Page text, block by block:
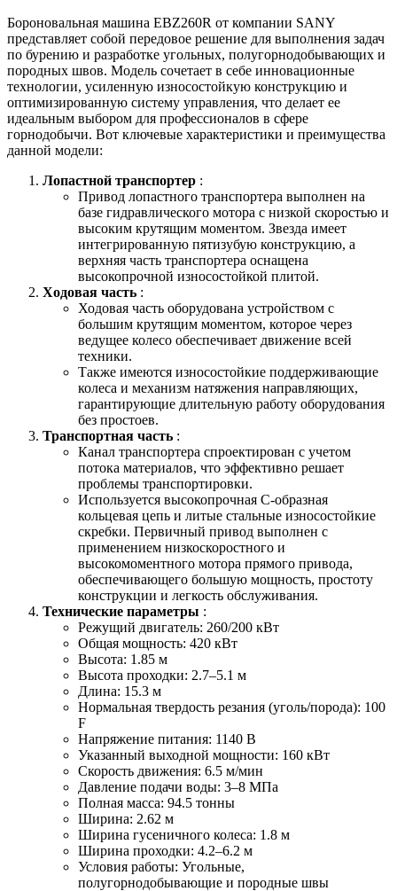
Бороновальная машина EBZ260R от компании SANY
представляет собой передовое решение для выполнения задач
по бурению и разработке угольных, полугорнодобывающих и
породных швов. Модель сочетает в себе инновационные
технологии, усиленную износостойкую конструкцию и
оптимизированную систему управления, что делает ее
идеальным выбором для профессионалов в сфере
горнодобычи. Вот ключевые характеристики и преимущества
данной модели:
Лопастной транспортер :
Привод лопастного транспортера выполнен на
базе гидравлического мотора с низкой скоростью и
высоким крутящим моментом. Звезда имеет
интегрированную пятизубую конструкцию, а
верхняя часть транспортера оснащена
высокопрочной износостойкой плитой.
Ходовая часть :
Ходовая часть оборудована устройством с
большим крутящим моментом, которое через
ведущее колесо обеспечивает движение всей
техники.
Также имеются износостойкие поддерживающие
колеса и механизм натяжения направляющих,
гарантирующие длительную работу оборудования
без простоев.
Транспортная часть :
Канал транспортера спроектирован с учетом
потока материалов, что эффективно решает
проблемы транспортировки.
Используется высокопрочная C-образная
кольцевая цепь и литые стальные износостойкие
скребки. Первичный привод выполнен с
применением низкоскоростного и
высокомоментного мотора прямого привода,
обеспечивающего большую мощность, простоту
конструкции и легкость обслуживания.
Технические параметры :
Режущий двигатель: 260/200 кВт
Общая мощность: 420 кВт
Высота: 1.85 м
Высота проходки: 2.7–5.1 м
Длина: 15.3 м
Нормальная твердость резания (уголь/порода): 100
F
Напряжение питания: 1140 В
Указанный выходной мощности: 160 кВт
Скорость движения: 6.5 м/мин
Давление подачи воды: 3–8 МПа
Полная масса: 94.5 тонны
Ширина: 2.62 м
Ширина гусеничного колеса: 1.8 м
Ширина проходки: 4.2–6.2 м
Условия работы: Угольные,
полугорнодобывающие и породные швы